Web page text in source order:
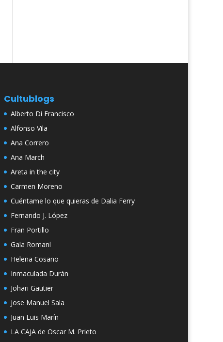
Cultublogs
Alberto Di Francisco
Alfonso Vila
Ana Correro
Ana March
Areta in the city
Carmen Moreno
Cuéntame lo que quieras de Dalia Ferry
Fernando J. López
Fran Portillo
Gala Romaní
Helena Cosano
Inmaculada Durán
Johari Gautier
Jose Manuel Sala
Juan Luis Marín
LA CAJA de Oscar M. Prieto